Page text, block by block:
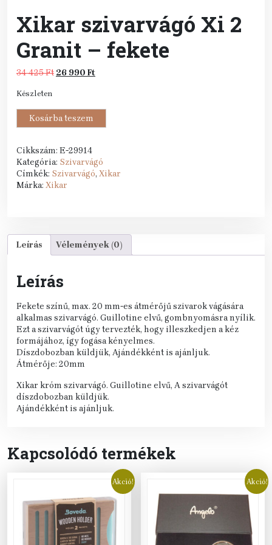
Xikar szivarvágó Xi 2
Granit – fekete
34 425Ft Original
34
425 Ft.
26 990 FtCurrent
26
Készleten
Xikar
szivarvágó
2
Granit
-
fekete
Kosárba teszem
Cikkszám: E-29914
Kategória: Szivarvágó
Címkék: Szivarvágó, Xikar
Márka: Xikar
Leírás Vélemények (0)
Leírás
Fekete színű, max. 20 mm-es átmérőjű szivarok vágására
alkalmas szivarvágó. Guillotine elvű, gombnyomásra nyílik.
Ezt a szivarvágót úgy tervezték, hogy illeszkedjen a kéz
formájához, így fogása kényelmes.
Díszdobozban küldjük, Ajándékként is ajánljuk.
Átmérője: 20mm
Xikar króm szivarvágó. Guillotine elvű, A szivarvágót
díszdobozban küldjük.
Ajándékként is ajánljuk.
Kapcsolódó termékek
Akció! Akció!